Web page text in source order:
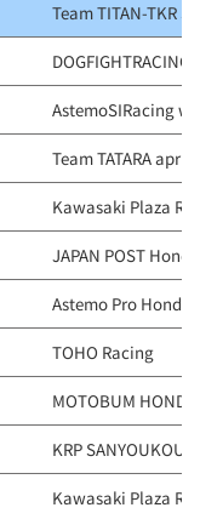
Team TITAN-TKR
DOGFIGHTRACING
AstemoSIRacing
Team TATARA
Kawasaki Plaza
JAPAN POST
Astemo Pro Honda
TOHO Racing
MOTOBUM HONDA
KRP
Kawasaki Plaza